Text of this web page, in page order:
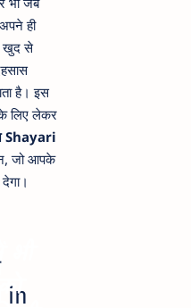
ही
खुद से
है। इस
लिए लेकर
Shayari
जो आपके
in